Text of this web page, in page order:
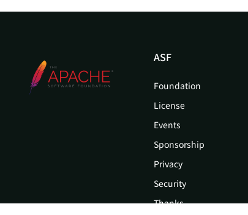
ASF
Foundation
License
Events
Sponsorship
Privacy
Security
Thanks